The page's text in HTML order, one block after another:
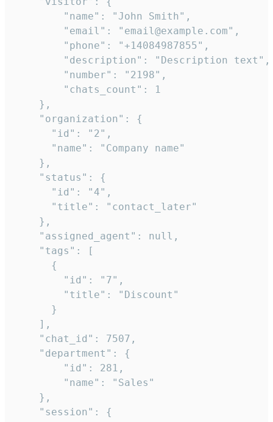
        "name": "John Smith",
        "email": "email@example.com",
        "phone": "+14084987855",
        "description": "Description text",
        "number": "2198",
        "chats_count": 1
    },
    "organization": {
      "id": "2",
      "name": "Company name"
    },
    "status": {
      "id": "4",
      "title": "contact_later"
    },
    "assigned_agent": null,
    "tags": [
      {
        "id": "7",
        "title": "Discount"
      }
    ],
    "chat_id": 7507,
    "department": {
        "id": 281,
        "name": "Sales"
    },
    "session": {